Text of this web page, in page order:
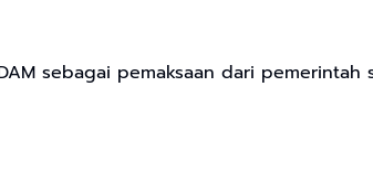
sebagai pemaksaan dari pemerintah